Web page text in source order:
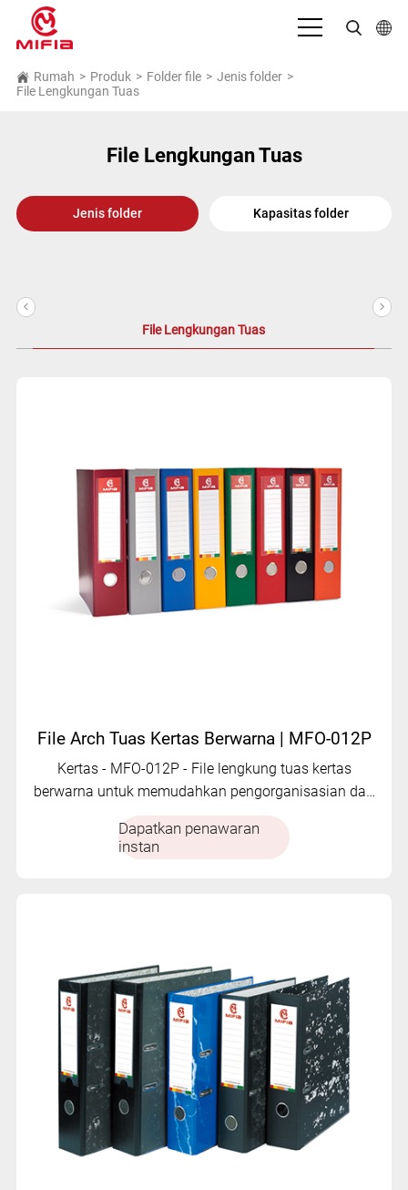
Bahasa Indonesia
بالعربية
Español
日本語
Rumah > Produk > Folder file > Jenis folder >
File Lengkungan Tuas
File Lengkungan Tuas
Jenis folder Kapasitas folder
File Lengkungan Tuas
>
<
File Arch Tuas Kertas Berwarna | MFO-012P
Kertas - MFO-012P - File lengkung tuas kertas
berwarna untuk memudahkan pengorganisasian dan
Dapatkan penawaran
instan